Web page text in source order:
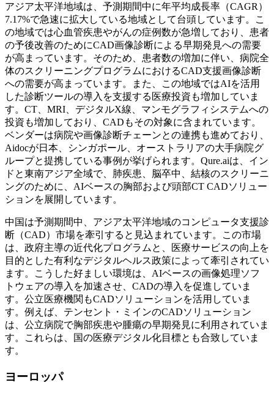
アジア太平洋地域は、予測期間中に年平均成長率（CAGR）
7.17%で急速に拡大している地域として台頭しています。こ
の地域では心血管疾患やがんの症例数が急増しており、患者
の予後改善のためにCAD画像診断による早期発見への需要
が高まっています。そのため、患者数の増加に伴い、病院全
体のスクリーニングプログラムにおけるCAD支援画像診断
への需要が高まっています。また、この地域ではAIを活用
した診断ツールの導入を支援する医療投資も増加していま
す。CT、MRI、デジタルX線、マンモグラフィシステムへの
投資も増加しており、CADもその対象に含まれています。
ベンダーは病院や画像診断チェーンとの連携も進めており、
Aidocが日本、シンガポール、オーストラリアの大手病院グ
ループと提携している事例が挙げられます。Qure.aiは、イン
ドと東南アジア全域で、肺疾患、脳卒中、結核のスクリーニ
ングのために、AIベースの胸部および頭部CT CADソリュー
ションを展開しています。
中国は予測期間中、アジア太平洋地域のコンピュータ支援診
断（CAD）市場を牽引すると見込まれています。この市場
は、政府主導の近代化プログラムと、医療サービスの向上を
目的とした有利なデジタルヘルス政策によって牽引されてい
ます。こうした好ましい環境は、AIベースの画像処理ソフ
トウェアの導入を加速させ、CADの導入を促進していま
す。公立医療機関もCADソリューションを活用していま
す。例えば、テンセント・ミインのCADソリューション
は、公立病院で胸部疾患や腫瘍の早期発見に利用されていま
す。これらは、国の医療デジタル化目標とも合致していま
す。
ヨーロッパ